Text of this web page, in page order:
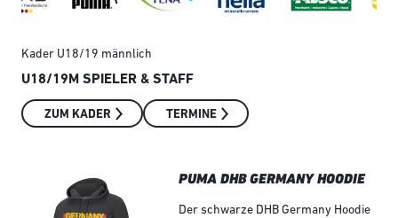
Kader U18/19 männlich
U18/19M SPIELER & STAFF
ZUM KADER TERMINE
PUMA DHB GERMANY HOODIE
Der schwarze DHB Germany Hoodie